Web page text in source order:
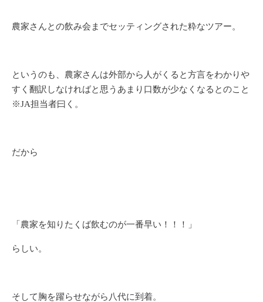
農家さんとの飲み会までセッティングされた粋なツアー。
というのも、農家さんは外部から人がくると方言をわかりや
すく翻訳しなければと思うあまり口数が少なくなるとのこと
※JA担当者曰く。
だから
「農家を知りたくば飲むのが一番早い！！！」
らしい。
そして胸を躍らせながら八代に到着。